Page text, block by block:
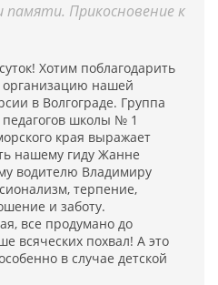
Прикосновение к
Хотим поблагодарить
нашей
в Волгограде. Группа
школы № 1
края выражает
нашему гиду Жанне
водителю Владимиру
терпение,
и заботу.
все продумано до
всяческих похвал! А это
в случае детской